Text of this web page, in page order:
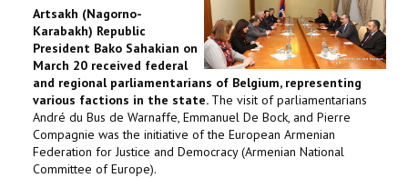
Artsakh (Nagorno-
Karabakh) Republic
President Bako Sahakian on
March 20 received federal
and regional parliamentarians of Belgium, representing
various factions in the state. The visit of parliamentarians
André du Bus de Warnaffe, Emmanuel De Bock, and Pierre
Compagnie was the initiative of the European Armenian
Federation for Justice and Democracy (Armenian National
Committee of Europe).